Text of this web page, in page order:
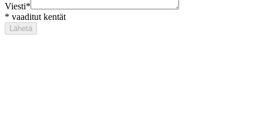
Viesti*
* vaaditut kentät